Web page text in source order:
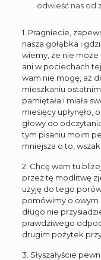
odwieść nas od
1. Pragniecie,
nasza gołąbka i
wiemy, że nie może
ani w pociechach
wam nie mogę, aż
mieszkaniu
pamiętała i miała
miesięcy upłynęło,
głowy do
tym pisaniu moim
mniejsza o to,
2. Chcę wam tu
przez tę modlitwę
użyję do tego
pomówimy o owym
długo nie
prawdziwego
drugim pożytek
3. Słyszałyście